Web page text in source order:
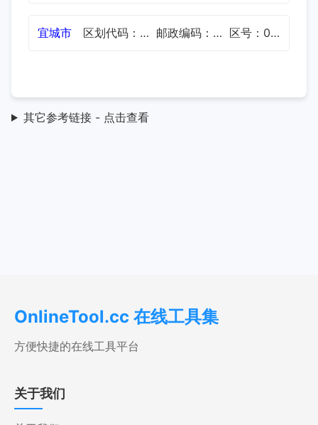
宜城市 区划代码：420684 邮政编码：441400 区号：0710
其它参考链接 - 点击查看
OnlineTool.cc 在线工具集
方便快捷的在线工具平台
关于我们